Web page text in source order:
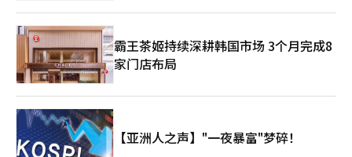
霸王茶姬持续深耕韩国市场 3个月完成8
家门店布局
【亚洲人之声】"一夜暴富"梦碎！